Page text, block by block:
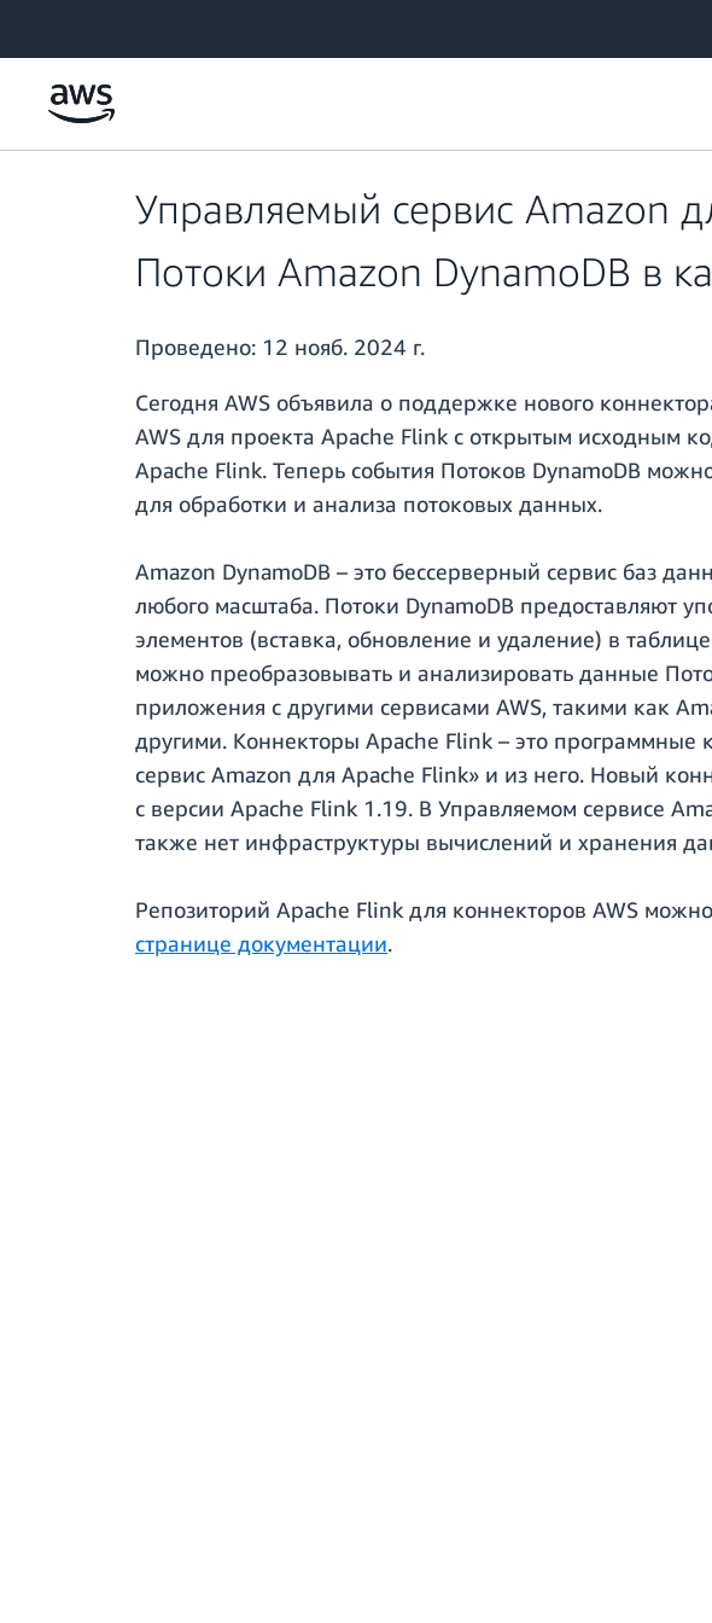
Управляемый сервис Amazon
Потоки Amazon DynamoDB в
Проведено: 12 нояб. 2024 г.
Сегодня AWS объявила о поддержке нового
AWS для проекта Apache Flink с открытым исходным
Apache Flink. Теперь события Потоков DynamoDB
для обработки и анализа потоковых данных.
Amazon DynamoDB – это бессерверный сервис баз
любого масштаба. Потоки DynamoDB предоставляют
элементов (вставка, обновление и удаление) в
можно преобразовывать и анализировать данные
приложения с другими сервисами AWS, такими как
другими. Коннекторы Apache Flink – это
сервис Amazon для Apache Flink» и из него. Новый
с версии Apache Flink 1.19. В Управляемом сервисе
также нет инфраструктуры вычислений и хранения
Репозиторий Apache Flink для коннекторов AWS
странице документации.